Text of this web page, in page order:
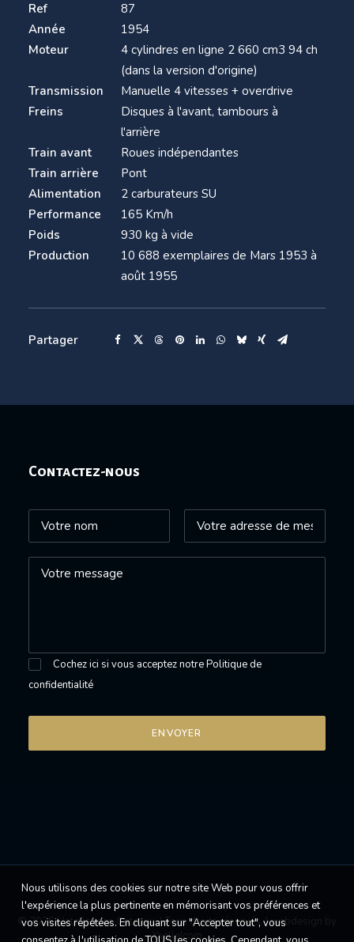
Ref
87
Année
1954
Moteur
4 cylindres en ligne 2 660 cm3 94 ch
(dans la version d'origine)
Transmission
Manuelle 4 vitesses + overdrive
Freins
Disques à l'avant, tambours à
l'arrière
Train avant
Roues indépendantes
Train arrière
Pont
Alimentation
2 carburateurs SU
Performance
165 Km/h
Poids
930 kg à vide
Production
10 688 exemplaires de Mars 1953 à
août 1955
Partager
Contactez-nous
Cochez ici si vous acceptez notrePolitique de
confidentialité
© 2026 L'atelier des Coteaux. | Tous droits réservés. |webdesign by
Yaëlle|com
Nous utilisons des cookies sur notre site Web pour vous offrir
l'expérience la plus pertinente en mémorisant vos préférences et
vos visites répétées. En cliquant sur "Accepter tout", vous